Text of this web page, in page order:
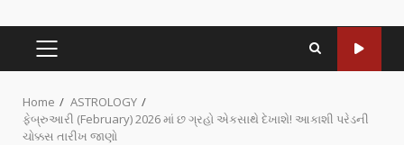
Home
ASTROLOGY
ફેબ્રુઆરી (February) 2026 માં છ ગ્રહો એકસાથે દેખાશે! આકાશી પરેડની
ચોક્કસ તારીખ જાણો